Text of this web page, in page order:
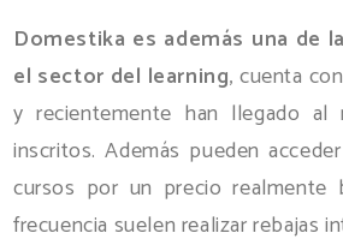
Domestika es además una de
el sector del learning, cuenta
y recientemente han llegado al
inscritos. Además pueden
cursos por un precio realmente
frecuencia suelen realizar rebajas